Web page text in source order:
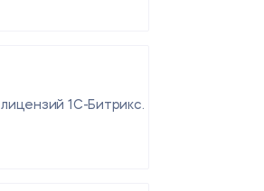
1С-Битрикс.